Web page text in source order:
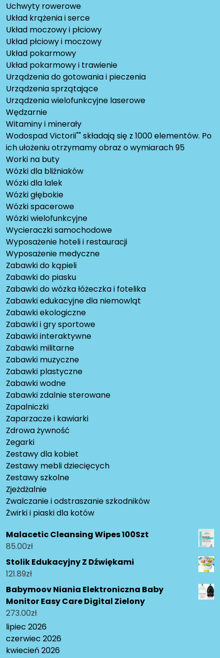
Uchwyty rowerowe
Układ krążenia i serce
Układ moczowy i płciowy
Układ płciowy i moczowy
Układ pokarmowy
Układ pokarmowy i trawienie
Urządzenia do gotowania i pieczenia
Urządzenia sprzątające
Urządzenia wielofunkcyjne laserowe
Wędzarnie
Witaminy i minerały
Wodospad Victorii"" składają się z 1000 elementów. Po
ich ułożeniu otrzymamy obraz o wymiarach 95
Worki na buty
Wózki dla bliźniaków
Wózki dla lalek
Wózki głębokie
Wózki spacerowe
Wózki wielofunkcyjne
Wycieraczki samochodowe
Wyposażenie hoteli i restauracji
Wyposażenie medyczne
Zabawki do kąpieli
Zabawki do piasku
Zabawki do wózka łóżeczka i fotelika
Zabawki edukacyjne dla niemowląt
Zabawki ekologiczne
Zabawki i gry sportowe
Zabawki interaktywne
Zabawki militarne
Zabawki muzyczne
Zabawki plastyczne
Zabawki wodne
Zabawki zdalnie sterowane
Zapalniczki
Zaparzacze i kawiarki
Zdrowa żywność
Zegarki
Zestawy dla kobiet
Zestawy mebli dziecięcych
Zestawy szkolne
Zjeżdżalnie
Zwalczanie i odstraszanie szkodników
Żwirki i piaski dla kotów
Malacetic Cleansing Wipes 100Szt
85.00zł
Stolik Edukacyjny Z Dźwiękami
121.89zł
Babymoov Niania Elektroniczna Baby
Monitor Easy Care Digital Zielony
273.00zł
lipiec 2026
czerwiec 2026
kwiecień 2026